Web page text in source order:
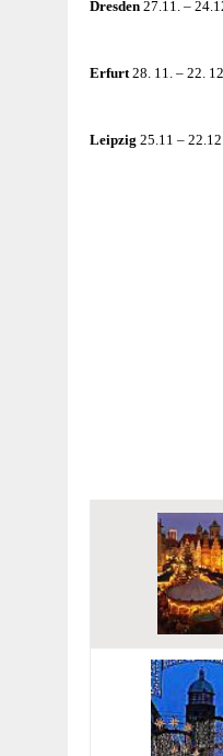
Dresden 27.11. –
Erfurt28. 11. – 22.
Leipzig 25.11 –